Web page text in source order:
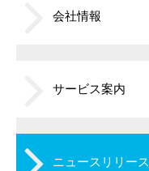
会社情報
サービス案内
ニュースリリース